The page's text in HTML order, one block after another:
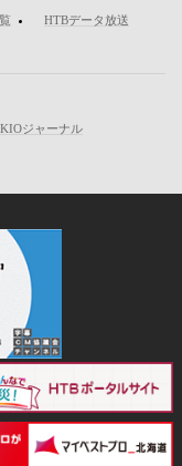
HTBデータ放送
ジャーナル